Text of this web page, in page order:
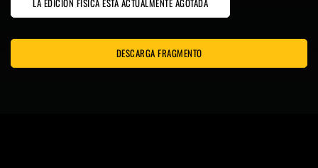
LA EDICIÓN FÍSICA ESTÁ ACTUALMENTE AGOTADA
DESCARGA FRAGMENTO